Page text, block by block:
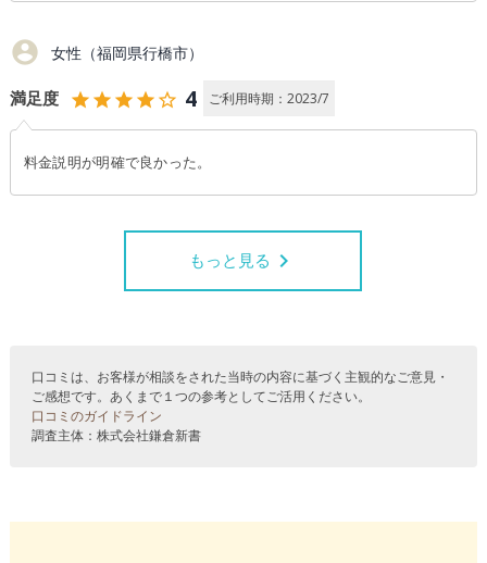
account_circle 女性（福岡県行橋市）
満足度 star star star star star_outline 4 ご利用時期：2023/7
料金説明が明確で良かった。
もっと見る keyboard_arrow_right
口コミは、お客様が相談をされた当時の内容に基づく主観的なご意見・
ご感想です。あくまで１つの参考としてご活用ください。
口コミのガイドライン
調査主体：株式会社鎌倉新書